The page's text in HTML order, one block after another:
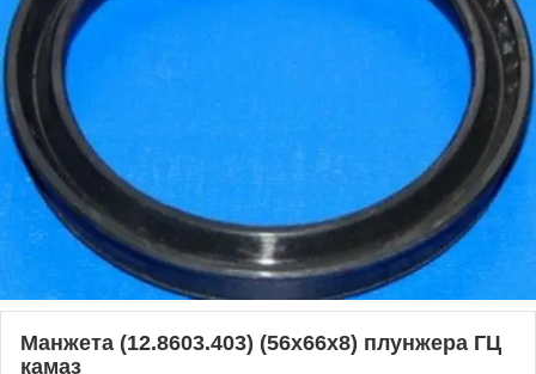
Манжета (12.8603.403) (56х66х8) плунжера ГЦ
камаз